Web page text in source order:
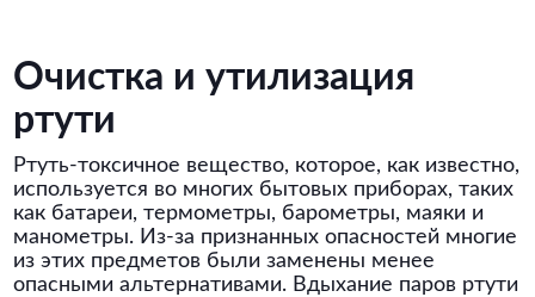
Очистка и утилизация
ртути
Ртуть-токсичное вещество, которое, как известно,
используется во многих бытовых приборах, таких
как батареи, термометры, барометры, маяки и
манометры. Из-за признанных опасностей многие
из этих предметов были заменены менее
опасными альтернативами. Вдыхание паров ртути